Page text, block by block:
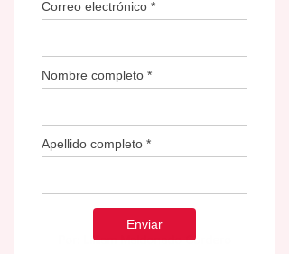
Por: Lilliam Maldonado Cordero